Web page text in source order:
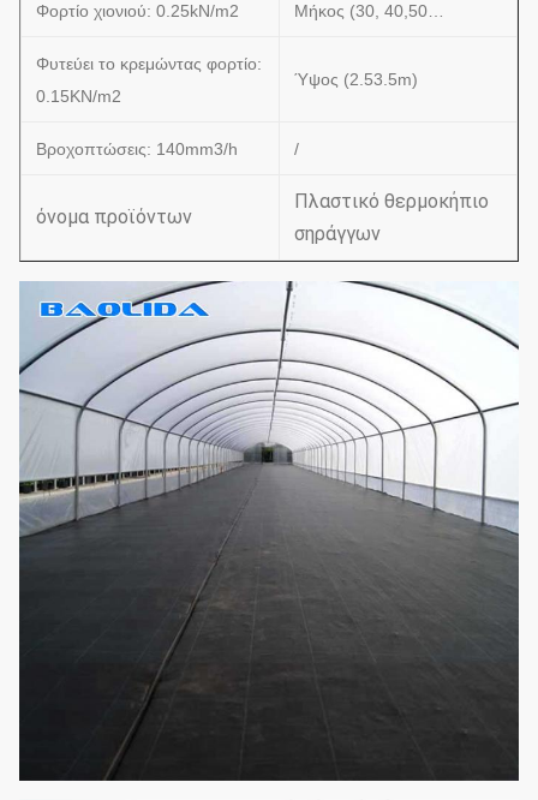
Φορτίο χιονιού: 0.25kN/m2 Μήκος (30, 40,50…
Φυτεύει το κρεμώντας φορτίο:
0.15KN/m2
Ύψος (2.53.5m)
Βροχοπτώσεις: 140mm3/h /
όνομα προϊόντων
Πλαστικό θερμοκήπιο
σηράγγων